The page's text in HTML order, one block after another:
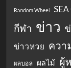
Random Wheel
กีฬา ข่าว
ข่าวหวย ควา
ผลบอล ผลไม้ ผู้